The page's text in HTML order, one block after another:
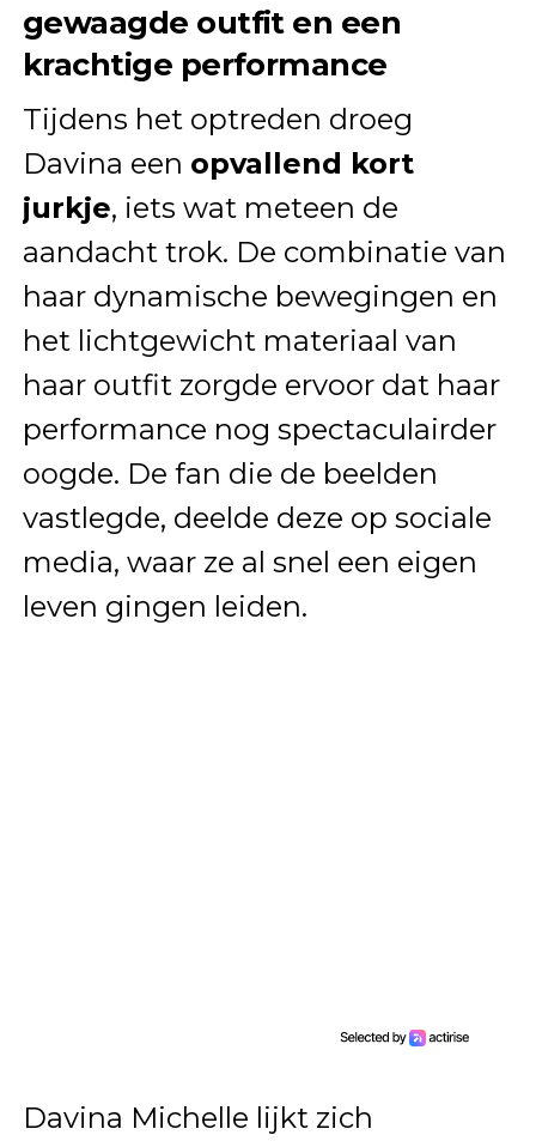
gewaagde outfit en een
krachtige performance
Tijdens het optreden droeg
Davina een opvallend kort
jurkje, iets wat meteen de
aandacht trok. De combinatie van
haar dynamische bewegingen en
het lichtgewicht materiaal van
haar outfit zorgde ervoor dat haar
performance nog spectaculairder
oogde. De fan die de beelden
vastlegde, deelde deze op sociale
media, waar ze al snel een eigen
leven gingen leiden.
Davina Michelle lijkt zich